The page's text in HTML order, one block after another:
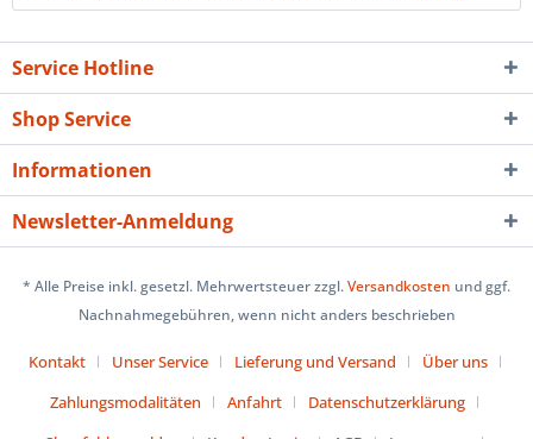
Service Hotline
Shop Service
Informationen
Newsletter-Anmeldung
* Alle Preise inkl. gesetzl. Mehrwertsteuer zzgl.Versandkosten und ggf.
Nachnahmegebühren, wenn nicht anders beschrieben
Kontakt Unser Service Lieferung und Versand
Über uns
Zahlungsmodalitäten
Anfahrt
Datenschutzerklärung